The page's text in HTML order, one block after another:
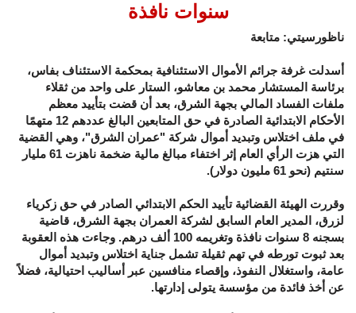
سنوات نافذة
ناظورسيتي: متابعة
أسدلت غرفة جرائم الأموال الاستئنافية بمحكمة الاستئناف بفاس،
برئاسة المستشار محمد بن معاشو، الستار على واحد من ثقلاء
ملفات الفساد المالي بجهة الشرق، بعد أن قضت بتأييد معظم
الأحكام الابتدائية الصادرة في حق المتابعين البالغ عددهم 12 متهمًا
في ملف اختلاس وتبديد أموال شركة "عمران الشرق"، وهي القضية
التي هزت الرأي العام إثر اختفاء مبالغ مالية ضخمة ناهزت 61 مليار
سنتيم (نحو 61 مليون دولار).
وقررت الهيئة القضائية تأييد الحكم الابتدائي الصادر في حق زكرياء
لزرق، المدير العام السابق لشركة العمران بجهة الشرق، قاضية
بسجنه 8 سنوات نافذة وتغريمه 100 ألف درهم. وجاءت هذه العقوبة
بعد ثبوت تورطه في تهم ثقيلة تشمل جناية اختلاس وتبديد أموال
عامة، واستغلال النفوذ، وإقصاء منافسين عبر أساليب احتيالية، فضلاً
عن أخذ فائدة من مؤسسة يتولى إدارتها.